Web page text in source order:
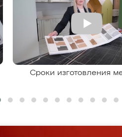
Сроки изготовления